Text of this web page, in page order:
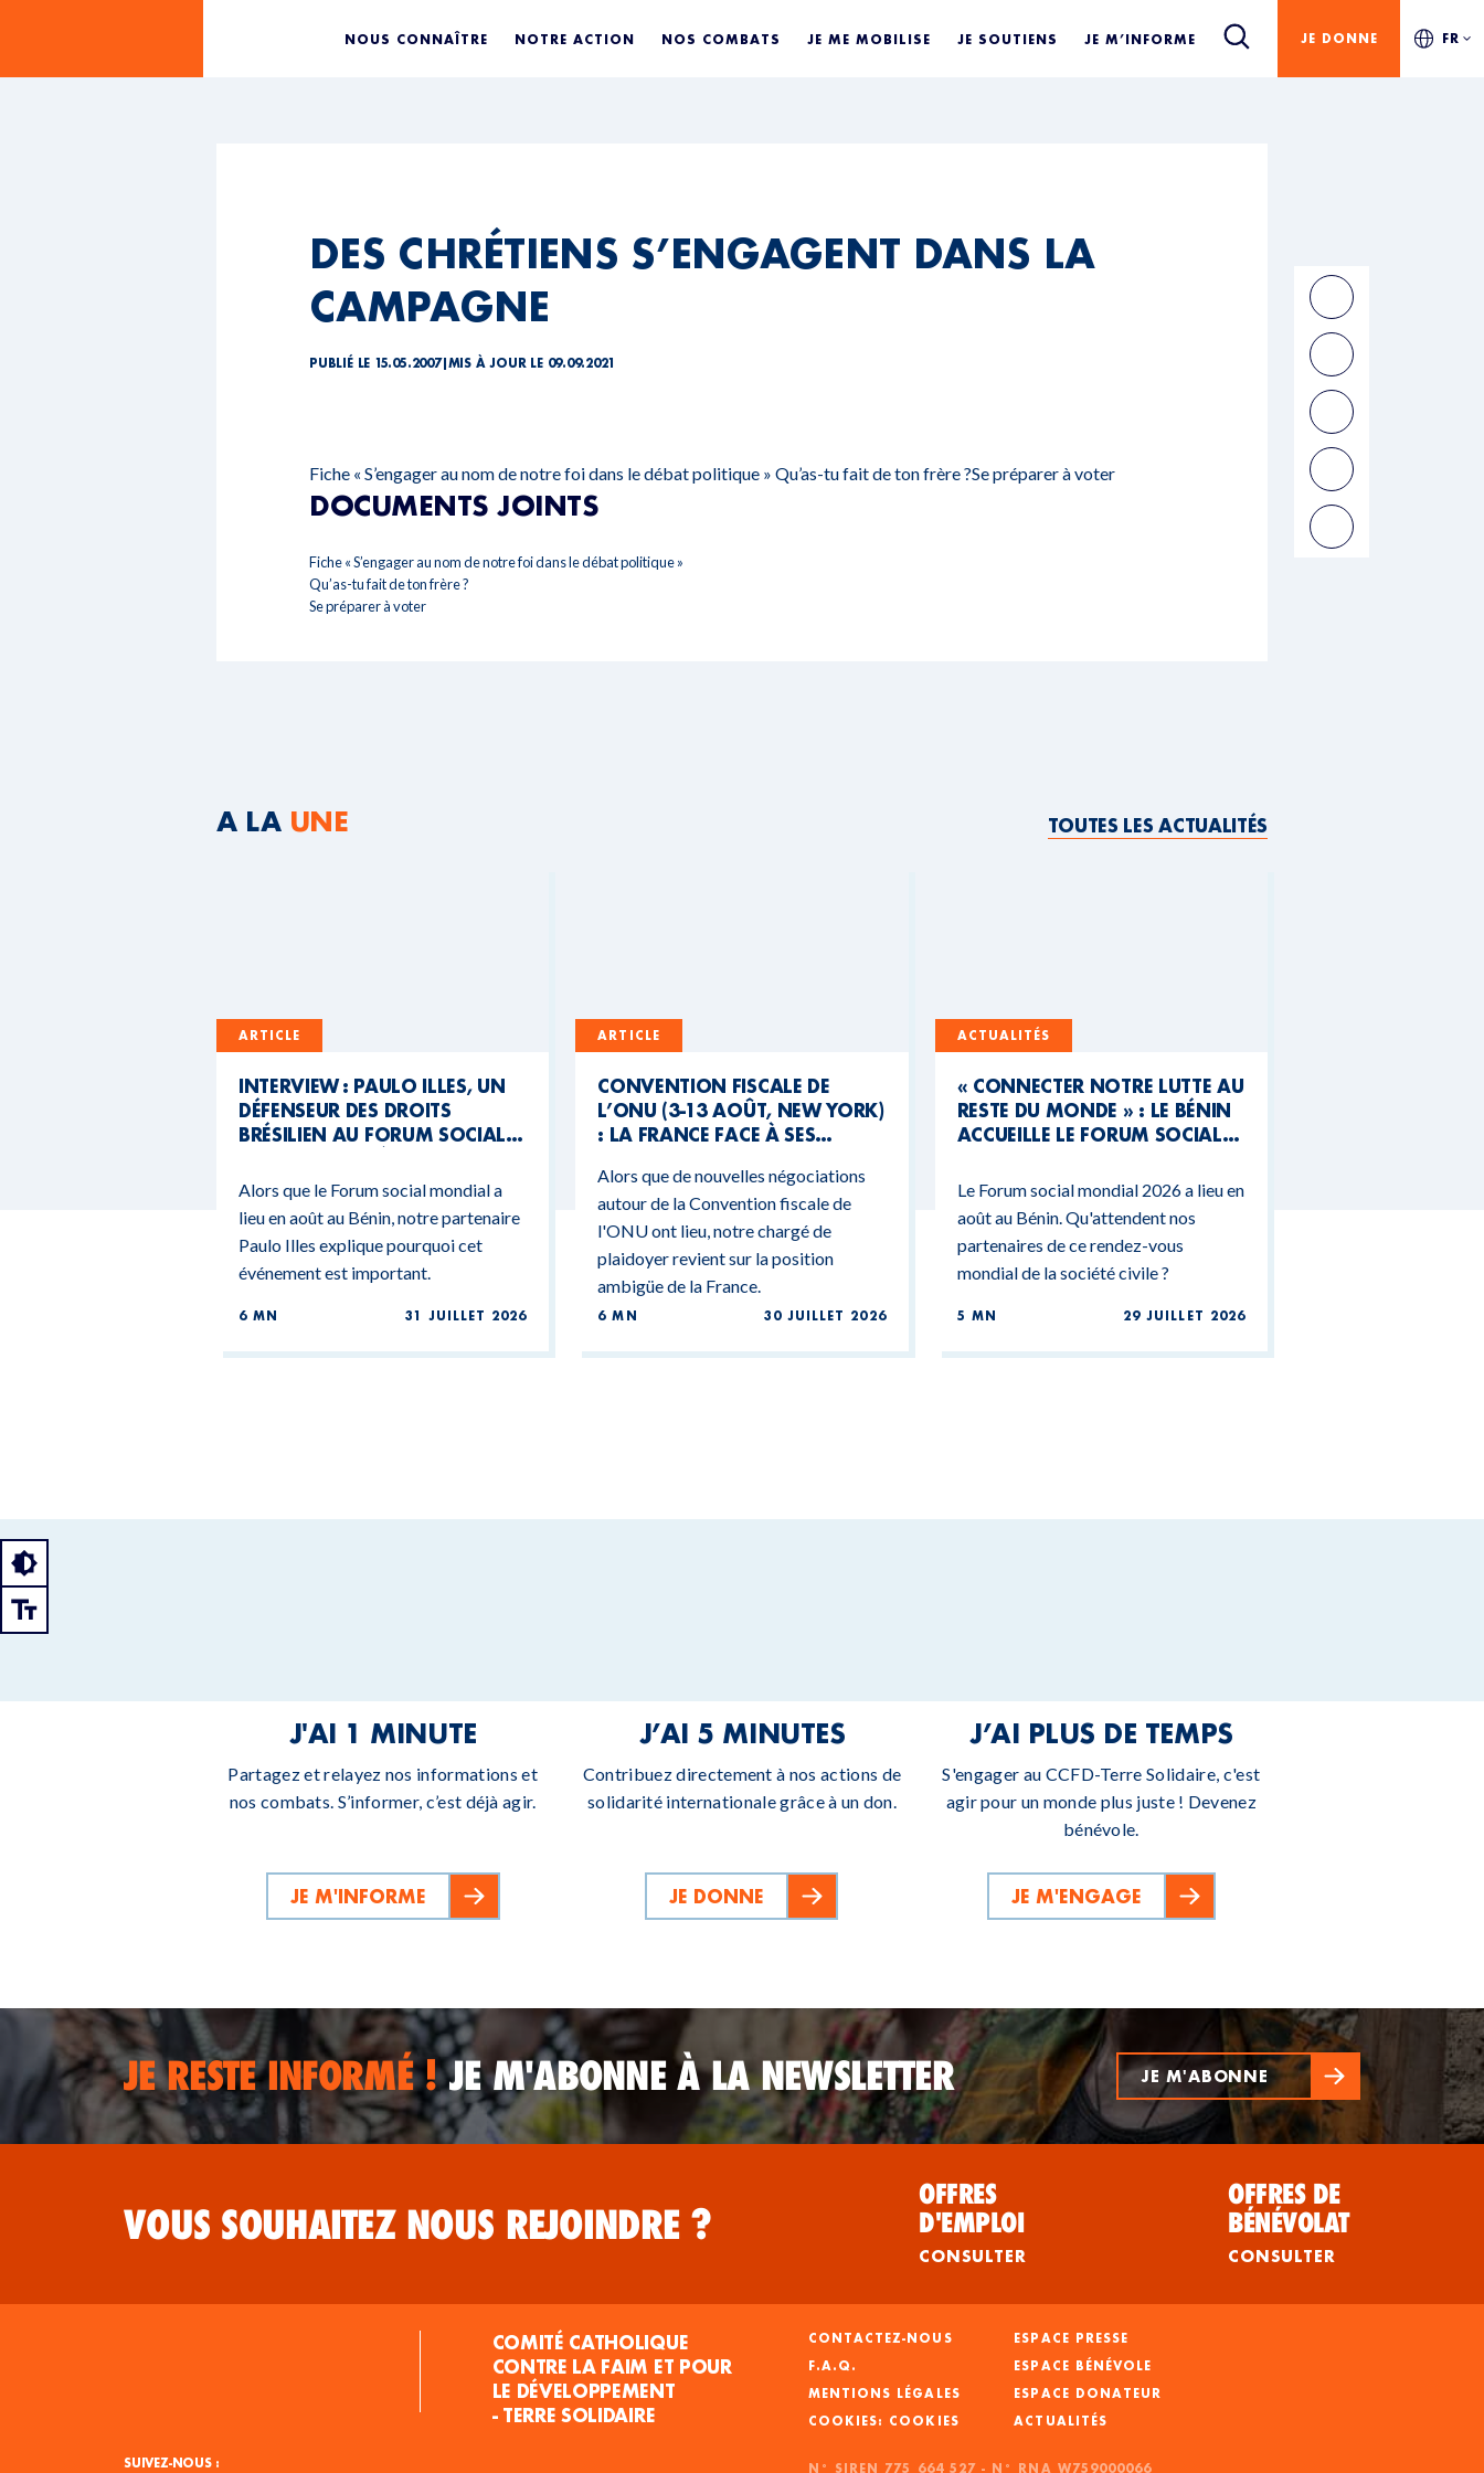
NOUS CONNAÎTRE NOTRE ACTION NOS COMBATS JE ME MOBILISE JE SOUTIENS JE M’INFORME JE DONNE FR
DES CHRÉTIENS S’ENGAGENT DANS LA
CAMPAGNE
PUBLIÉ LE 15.05.2007| MIS À JOUR LE 09.09.2021
Fiche « S’engager au nom de notre foi dans le débat politique » Qu’as-tu fait de ton frère ?Se préparer à voter
DOCUMENTS JOINTS
Fiche « S’engager au nom de notre foi dans le débat politique »
Qu’as-tu fait de ton frère ?
Se préparer à voter
A LA UNE TOUTES LES ACTUALITÉS
ARTICLE
INTERVIEW : PAULO ILLES, UN
DÉFENSEUR DES DROITS
BRÉSILIEN AU FORUM SOCIAL
Alors que le Forum social mondial a
lieu en août au Bénin, notre partenaire
Paulo Illes explique pourquoi cet
événement est important.
6 MN 31 JUILLET 2026
ARTICLE
CONVENTION FISCALE DE
L’ONU (3-13 AOÛT, NEW YORK)
: LA FRANCE FACE À SES
BUDGÉTAIRES
Alors que de nouvelles négociations
autour de la Convention fiscale de
l'ONU ont lieu, notre chargé de
plaidoyer revient sur la position
ambigüe de la France.
6 MN 30 JUILLET 2026
ACTUALITÉS
« CONNECTER NOTRE LUTTE AU
RESTE DU MONDE » : LE BÉNIN
ACCUEILLE LE FORUM SOCIAL
Le Forum social mondial 2026 a lieu en
août au Bénin. Qu'attendent nos
partenaires de ce rendez-vous
mondial de la société civile ?
5 MN 29 JUILLET 2026
J'AI 1 MINUTE
Partagez et relayez nos informations et
nos combats. S’informer, c’est déjà agir.
JE M'INFORME
J’AI 5 MINUTES
Contribuez directement à nos actions de
solidarité internationale grâce à un don.
JE DONNE
J’AI PLUS DE TEMPS
S'engager au CCFD-Terre Solidaire, c'est
agir pour un monde plus juste ! Devenez
bénévole.
JE M'ENGAGE
JE RESTE INFORMÉ !JE M'ABONNE À LA NEWSLETTER JE M'ABONNE
VOUS SOUHAITEZ NOUS REJOINDRE ?
OFFRES
D'EMPLOI
CONSULTER
OFFRES DE
BÉNÉVOLAT
CONSULTER
SUIVEZ-NOUS :
COMITÉ CATHOLIQUE
CONTRE LA FAIM ET POUR
LE DÉVELOPPEMENT
- TERRE SOLIDAIRE
CONTACTEZ-NOUS
F.A.Q.
MENTIONS LÉGALES
COOKIES
ESPACE PRESSE
ESPACE BÉNÉVOLE
ESPACE DONATEUR
ACTUALITÉS
N° SIREN 775 664 527 - N° RNA W759000066